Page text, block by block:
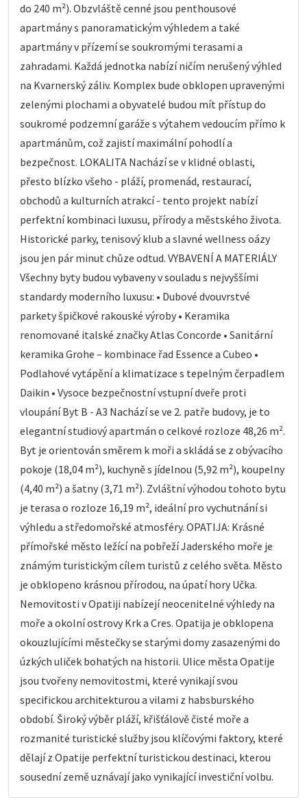
do 240 m²). Obzvláště cenné jsou penthousové
apartmány s panoramatickým výhledem a také
apartmány v přízemí se soukromými terasami a
zahradami. Každá jednotka nabízí ničím nerušený výhled
na Kvarnerský záliv. Komplex bude obklopen upravenými
zelenými plochami a obyvatelé budou mít přístup do
soukromé podzemní garáže s výtahem vedoucím přímo k
apartmánům, což zajistí maximální pohodlí a
bezpečnost. LOKALITA Nachází se v klidné oblasti,
přesto blízko všeho - pláží, promenád, restaurací,
obchodů a kulturních atrakcí - tento projekt nabízí
perfektní kombinaci luxusu, přírody a městského života.
Historické parky, tenisový klub a slavné wellness oázy
jsou jen pár minut chůze odtud. VYBAVENÍ A MATERIÁLY
Všechny byty budou vybaveny v souladu s nejvyššími
standardy moderního luxusu: • Dubové dvouvrstvé
parkety špičkové rakouské výroby • Keramika
renomované italské značky Atlas Concorde • Sanitární
keramika Grohe – kombinace řad Essence a Cubeo •
Podlahové vytápění a klimatizace s tepelným čerpadlem
Daikin • Vysoce bezpečnostní vstupní dveře proti
vloupání Byt B - A3 Nachází se ve 2. patře budovy, je to
elegantní studiový apartmán o celkové rozloze 48,26 m².
Byt je orientován směrem k moři a skládá se z obývacího
pokoje (18,04 m²), kuchyně s jídelnou (5,92 m²), koupelny
(4,40 m²) a šatny (3,71 m²). Zvláštní výhodou tohoto bytu
je terasa o rozloze 16,19 m², ideální pro vychutnání si
výhledu a středomořské atmosféry. OPATIJA: Krásné
přímořské město ležící na pobřeží Jaderského moře je
známým turistickým cílem turistů z celého světa. Město
je obklopeno krásnou přírodou, na úpatí hory Učka.
Nemovitosti v Opatiji nabízejí neocenitelné výhledy na
moře a okolní ostrovy Krk a Cres. Opatija je obklopena
okouzlujícími městečky se starými domy zasazenými do
úzkých uliček bohatých na historii. Ulice města Opatije
jsou tvořeny nemovitostmi, které vynikají svou
specifickou architekturou a vilami z habsburského
období. Široký výběr pláží, křišťálově čisté moře a
rozmanité turistické služby jsou klíčovými faktory, které
dělají z Opatije perfektní turistickou destinaci, kterou
sousední země uznávají jako vynikající investiční volbu.